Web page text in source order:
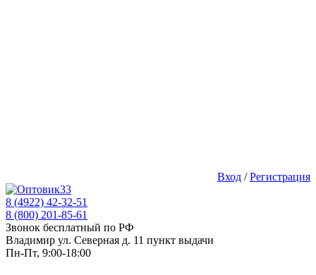
Вход /Регистрация
8 (4922) 42-32-51
8 (800) 201-85-61
Звонок бесплатный по РФ
Владимир ул. Северная д. 11 пункт выдачи
Пн-Пт, 9:00-18:00